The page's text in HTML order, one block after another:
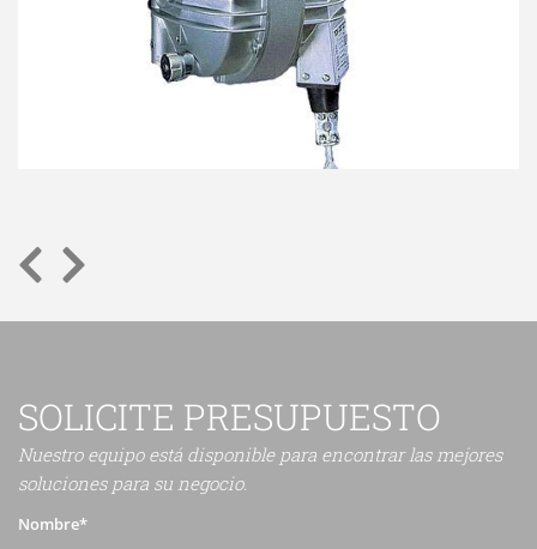
SOLICITE PRESUPUESTO
Nuestro equipo está disponible para encontrar las mejores
soluciones para su negocio.
Nombre*